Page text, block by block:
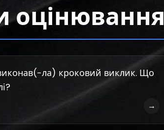
оцінювання
ла) кроковий виклик. Що
→